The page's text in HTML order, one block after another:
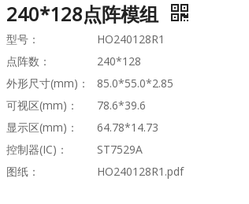
240*128点阵模组
型号：
HO240128R1
点阵数：
240*128
外形尺寸(mm)：
85.0*55.0*2.85
可视区(mm)：
78.6*39.6
显示区(mm)：
64.78*14.73
控制器(IC)：
ST7529A
图纸：
HO240128R1.pdf